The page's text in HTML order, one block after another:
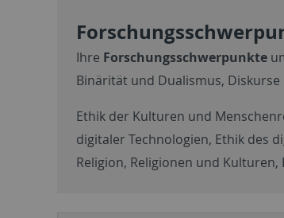
Ihre Forschungsschwerpunkte
Binärität und Dualismus,
Ethik der Kulturen und
digitaler Technologien, Ethik des
Religion, Religionen und